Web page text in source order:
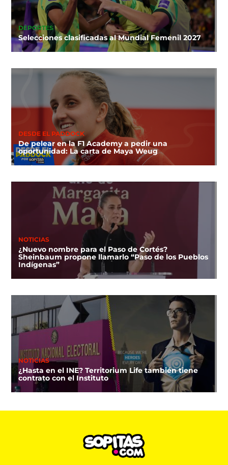
DEPORTES
Selecciones clasificadas al Mundial Femenil 2027
DESDE EL PADDOCK
De pelear en la F1 Academy a pedir una
oportunidad: La carta de Maya Weug
NOTICIAS
¿Nuevo nombre para el Paso de Cortés?
Sheinbaum propone llamarlo “Paso de los Pueblos
Indígenas”
NOTICIAS
¿Hasta en el INE? Territorium Life también tiene
contrato con el Instituto